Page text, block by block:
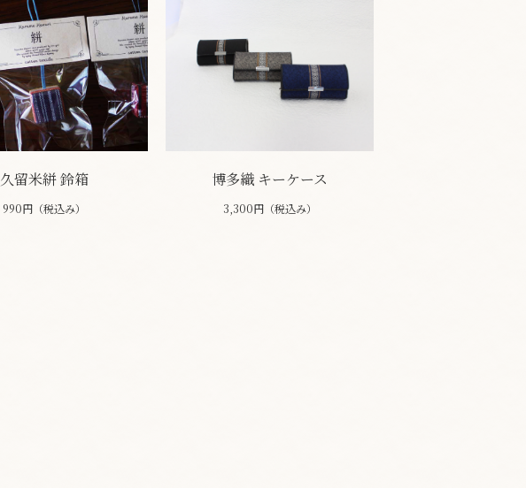
久留米絣 鈴箱
990円（税込み）
博多織 キーケース
3,300円（税込み）